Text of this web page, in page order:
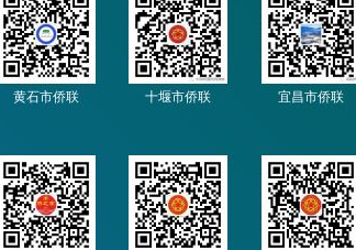
黄石市侨联 十堰市侨联 宜昌市侨联